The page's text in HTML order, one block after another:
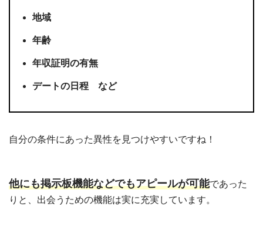
地域
年齢
年収証明の有無
デートの日程 など
自分の条件にあった異性を見つけやすいですね！
他にも掲示板機能などでもアピールが可能であった
りと、出会うための機能は実に充実しています。